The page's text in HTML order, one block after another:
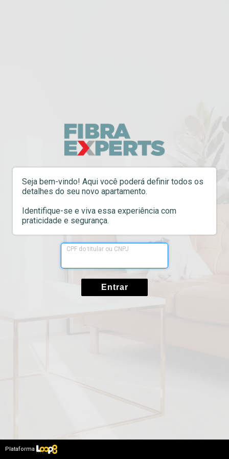
Seja bem-vindo! Aqui você poderá definir todos os
detalhes do seu novo apartamento.
Identifique-se e viva essa experiência com
praticidade e segurança.
Entrar
Plataforma